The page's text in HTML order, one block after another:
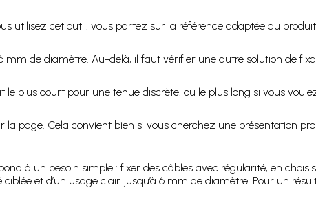
utilisez cet outil, vous partez sur la référence adaptée au produit
mm de diamètre. Au-delà, il faut vérifier une autre solution de
plus court pour une tenue discrète, ou le plus long si vous
page. Cela convient bien si vous cherchez une présentation
à un besoin simple : fixer des câbles avec régularité, en
et d’un usage clair jusqu’à 6 mm de diamètre. Pour un